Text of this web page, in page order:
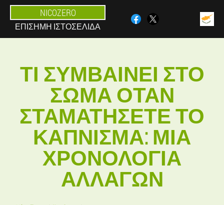
NICOZERO
ΕΠΊΣΗΜΗ ΙΣΤΟΣΕΛΊΔΑ
ΤΙ ΣΥΜΒΑΊΝΕΙ ΣΤΟ
ΣΏΜΑ ΌΤΑΝ
ΣΤΑΜΑΤΉΣΕΤΕ ΤΟ
ΚΆΠΝΙΣΜΑ: ΜΙΑ
ΧΡΟΝΟΛΟΓΊΑ
ΑΛΛΑΓΏΝ